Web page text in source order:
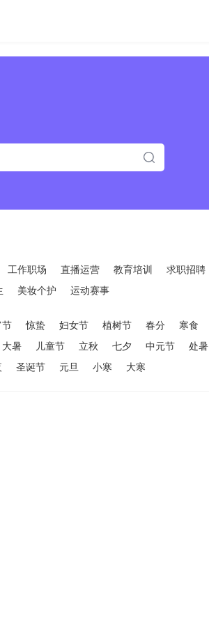
工作职场 直播运营 教育培训 求职招聘
美妆个护 运动赛事
惊蛰 妇女节 植树节 春分 寒食
大暑 儿童节 立秋 七夕 中元节 处暑
圣诞节 元旦 小寒 大寒